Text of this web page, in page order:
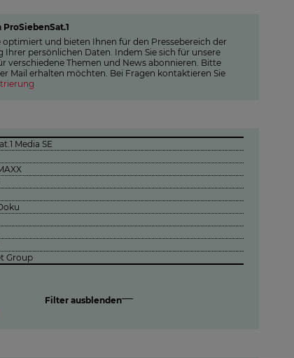
und bieten Ihnen für den Pressebereich der
persönlichen Daten. Indem Sie sich für unsere
verschiedene Themen und News abonnieren. Bitte
Mail erhalten möchten. Bei Fragen kontaktieren Sie
Media SE
Group
Filter ausblenden